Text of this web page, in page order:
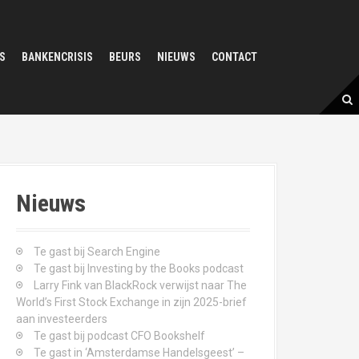
BANKENCRISIS BEURS NIEUWS CONTACT
Nieuws
Te gast bij Search Engine
Te gast bij Investing by the Books podcast
Larry Fink van BlackRock verwijst naar The
World’s First Stock Exchange in zijn 2025-brief
aan investeerders
Te gast bij podcast CFO Bookshelf
Te gast in ‘Amsterdamse Handelsgeest’ –